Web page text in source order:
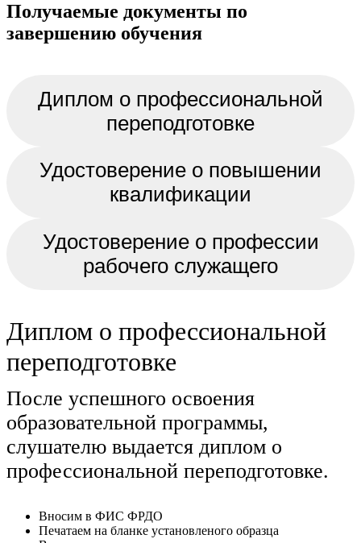
Получаемые документы по
завершению обучения
Диплом о профессиональной
переподготовке
Удостоверение о повышении
квалификации
Удостоверение о профессии
рабочего служащего
Диплом о профессиональной
переподготовке
После успешного освоения
образовательной программы,
слушателю выдается диплом о
профессиональной переподготовке.
Вносим в ФИС ФРДО
Печатаем на бланке установленого образца